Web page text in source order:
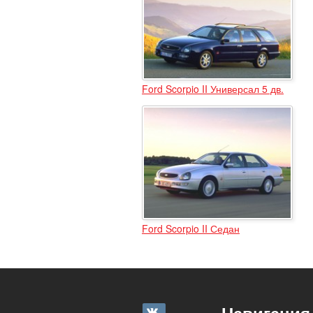
Ford Scorpio II Универсал 5 дв.
Ford Scorpio II Седан